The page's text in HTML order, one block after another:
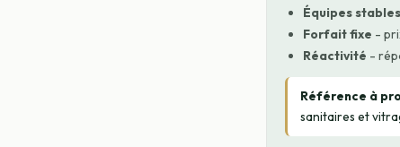
Équipes stables
Forfait fixe -
Réactivité -
Référence à
sanitaires et